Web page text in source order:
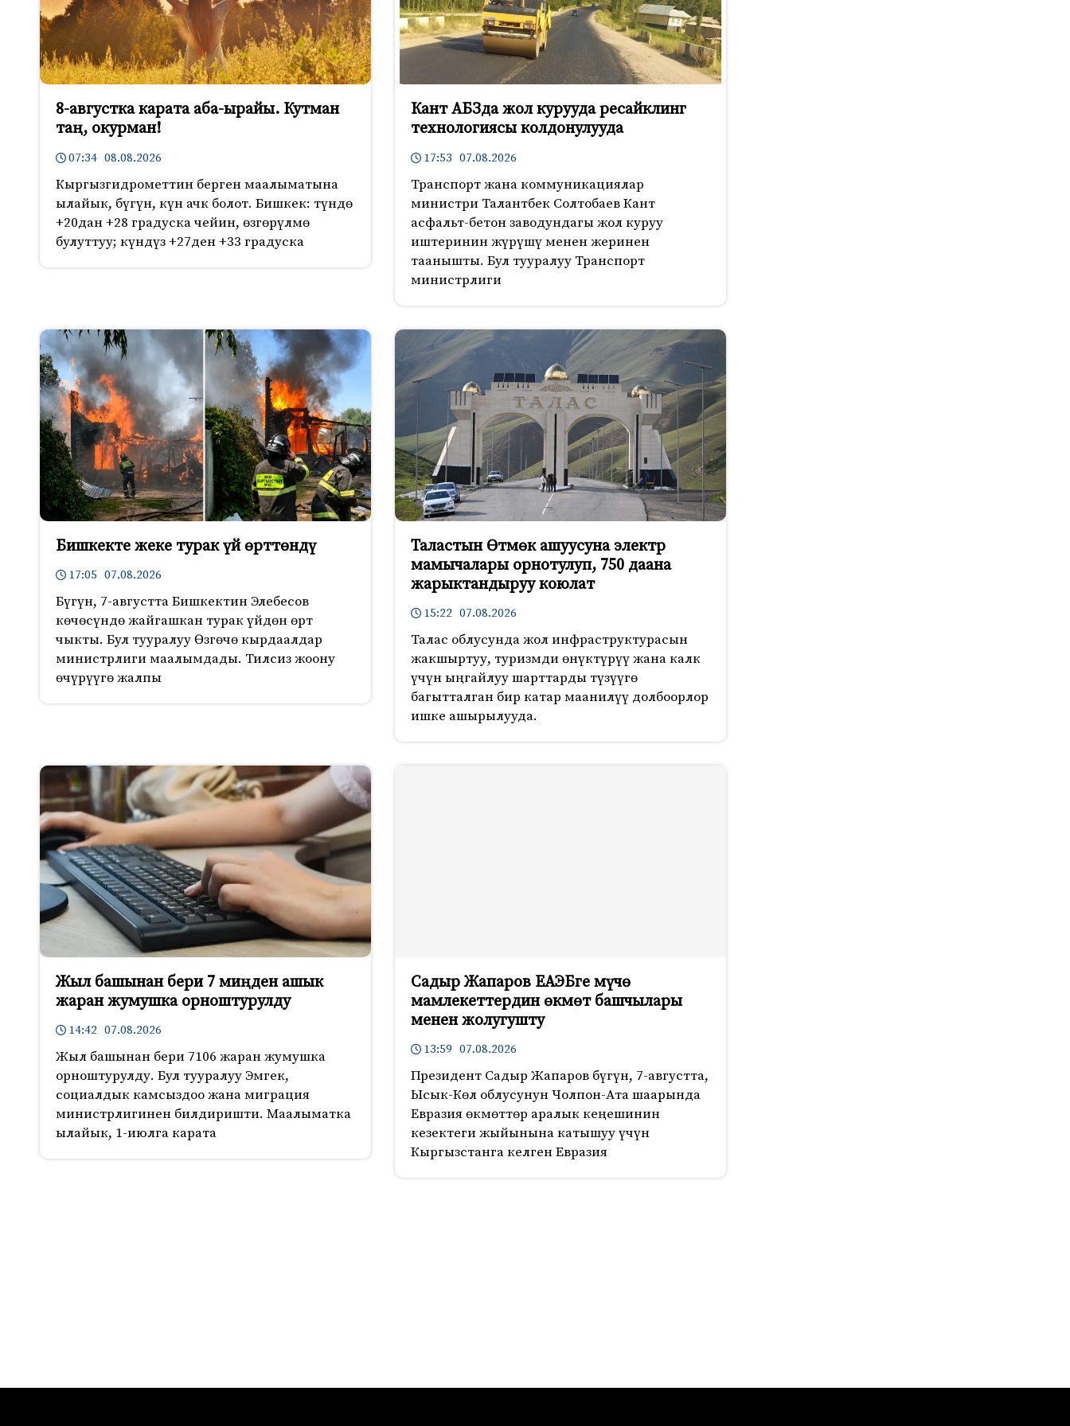
8-августка карата аба-ырайы. Кутман
таң, окурман!
07:34 08.08.2026
Кыргызгидрометтин берген маалыматына
ылайык, бүгүн, күн ачк болот. Бишкек: түндө
+20дан +28 градуска чейин, өзгөрүлмө
булуттуу; күндүз +27ден +33 градуска
Кант АБЗда жол курууда ресайклинг
технологиясы колдонулууда
17:53 07.08.2026
Транспорт жана коммуникациялар
министри Талантбек Солтобаев Кант
асфальт-бетон заводундагы жол куруу
иштеринин жүрүшү менен жеринен
таанышты. Бул тууралуу Транспорт
министрлиги
Бишкекте жеке турак үй өрттөндү
17:05 07.08.2026
Бүгүн, 7-августта Бишкектин Элебесов
көчөсүндө жайгашкан турак үйдөн өрт
чыкты. Бул тууралуу Өзгөчө кырдаалдар
министрлиги маалымдады. Тилсиз жоону
өчүрүүгө жалпы
Таластын Өтмөк ашуусуна электр
мамычалары орнотулуп, 750 даана
жарыктандыруу коюлат
15:22 07.08.2026
Талас облусунда жол инфраструктурасын
жакшыртуу, туризмди өнүктүрүү жана калк
үчүн ыңгайлуу шарттарды түзүүгө
багытталган бир катар маанилүү долбоорлор
ишке ашырылууда.
Жыл башынан бери 7 миңден ашык
жаран жумушка орноштурулду
14:42 07.08.2026
Жыл башынан бери 7106 жаран жумушка
орноштурулду. Бул тууралуу Эмгек,
социалдык камсыздоо жана миграция
министрлигинен билдиришти. Маалыматка
ылайык, 1-июлга карата
Садыр Жапаров ЕАЭБге мүчө
мамлекеттердин өкмөт башчылары
менен жолугушту
13:59 07.08.2026
Президент Садыр Жапаров бүгүн, 7-августта,
Ысык-Көл облусунун Чолпон-Ата шаарында
Евразия өкмөттөр аралык кеңешинин
кезектеги жыйынына катышуу үчүн
Кыргызстанга келген Евразия